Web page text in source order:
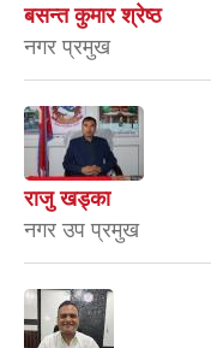
बसन्त कुमार श्रेष्ठ
नगर प्रमुख
राजु खड्का
नगर उप प्रमुख